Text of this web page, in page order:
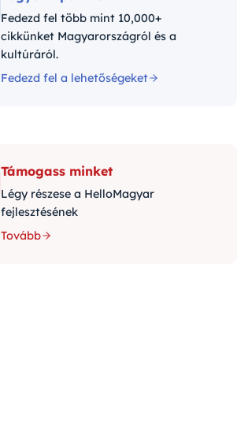
Fedezd fel több mint 10,000+
cikkünket Magyarországról és a
kultúráról.
Fedezd fel a lehetőségeket
Támogass minket
Légy részese a HelloMagyar
fejlesztésének
Tovább